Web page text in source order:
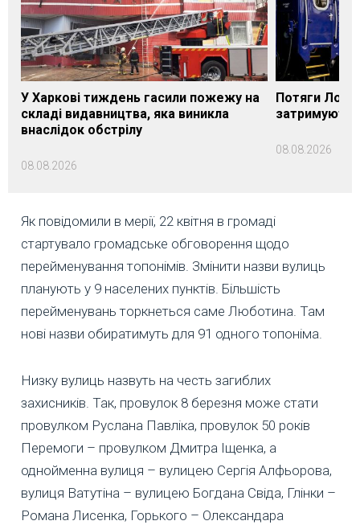
У Харкові тиждень гасили пожежу на
складі видавництва, яка виникла
внаслідок обстрілу
08.08.2026
Потяги
08.08.2026
Як повідомили в мерії, 22 квітня в громаді
стартувало громадське обговорення щодо
перейменування топонімів. Змінити назви вулиць
планують у 9 населених пунктів. Більшість
перейменувань торкнеться саме Люботина. Там
нові назви обиратимуть для 91 одного топоніма.
Низку вулиць назвуть на честь загиблих
захисників. Так, провулок 8 березня може стати
провулком Руслана Павліка, провулок 50 років
Перемоги – провулком Дмитра Іщенка, а
однойменна вулиця – вулицею Сергія Алфьорова,
вулиця Ватутіна – вулицею Богдана Свіда, Глінки –
Романа Лисенка, Горького – Олександара